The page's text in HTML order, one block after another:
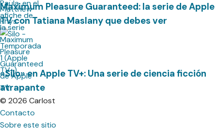
Maximum Pleasure Guaranteed: la serie de Apple
TV con Tatiana Maslany que debes ver
«Silo» en Apple TV+: Una serie de ciencia ficción
atrapante
© 2026 Carlost
Contacto
Sobre este sitio